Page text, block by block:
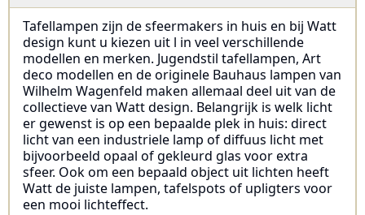
Tafellampen zijn de sfeermakers in huis en bij Watt
design kunt u kiezen uit l in veel verschillende
modellen en merken. Jugendstil tafellampen, Art
deco modellen en de originele Bauhaus lampen van
Wilhelm Wagenfeld maken allemaal deel uit van de
collectieve van Watt design. Belangrijk is welk licht
er gewenst is op een bepaalde plek in huis: direct
licht van een industriele lamp of diffuus licht met
bijvoorbeeld opaal of gekleurd glas voor extra
sfeer. Ook om een bepaald object uit lichten heeft
Watt de juiste lampen, tafelspots of upligters voor
een mooi lichteffect.